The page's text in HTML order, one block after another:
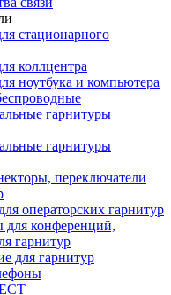
стационарного
коллцентра
ноутбука и компьютера
гарнитуры
гарнитуры
переключатели
операторских гарнитур
конференций,
гарнитур
для гарнитур